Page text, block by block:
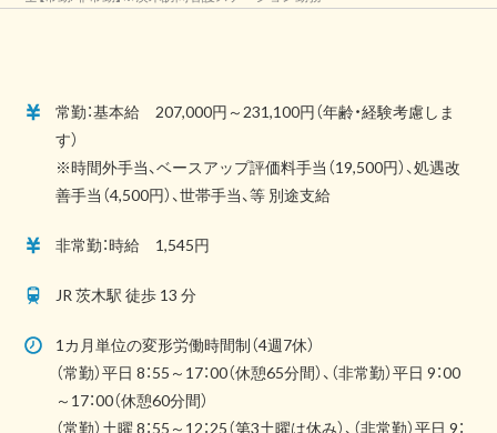
常勤：基本給 207,000円～231,100円（年齢・経験考慮しま
す）
※時間外手当、ベースアップ評価料手当（19,500円）、処遇改
善手当（4,500円）、世帯手当、等 別途支給
非常勤：時給 1,545円
JR 茨木駅 徒歩 13 分
1カ月単位の変形労働時間制（4週7休）
（常勤）平日 8：55～17：00（休憩65分間）、（非常勤）平日 9：00
～17：00（休憩60分間）
（常勤）土曜 8：55～12：25（第3土曜は休み）、（非常勤）平日 9：